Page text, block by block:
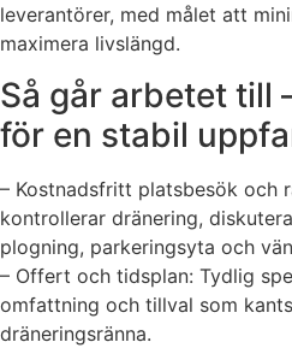
leverantörer, med målet att
maximera livslängd.
Så går arbetet till
för en stabil
– Kostnadsfritt platsbesök och
kontrollerar dränering,
plogning, parkeringsyta och
– Offert och tidsplan: Tydlig
omfattning och tillval som
dräneringsränna.